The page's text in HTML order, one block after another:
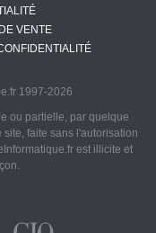
VENTE
1997-2026
ou partielle, par quelque
faite sans l'autorisation
est illicite et